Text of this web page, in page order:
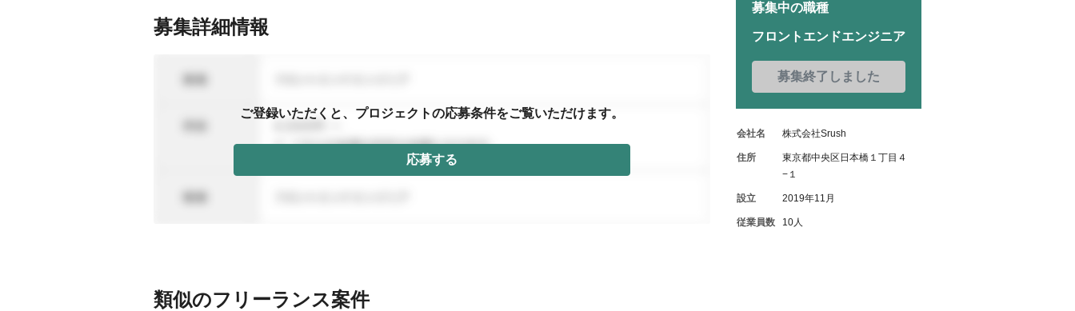
募集詳細情報
ご登録いただくと、プロジェクトの応募条件をご覧いただけます。
応募する
募集中の職種
フロントエンドエンジニア
募集終了しました
会社名 株式会社Srush
住所
東京都中央区日本橋１丁目４
−１
設立 2019年11月
従業員数 10人
類似のフリーランス案件